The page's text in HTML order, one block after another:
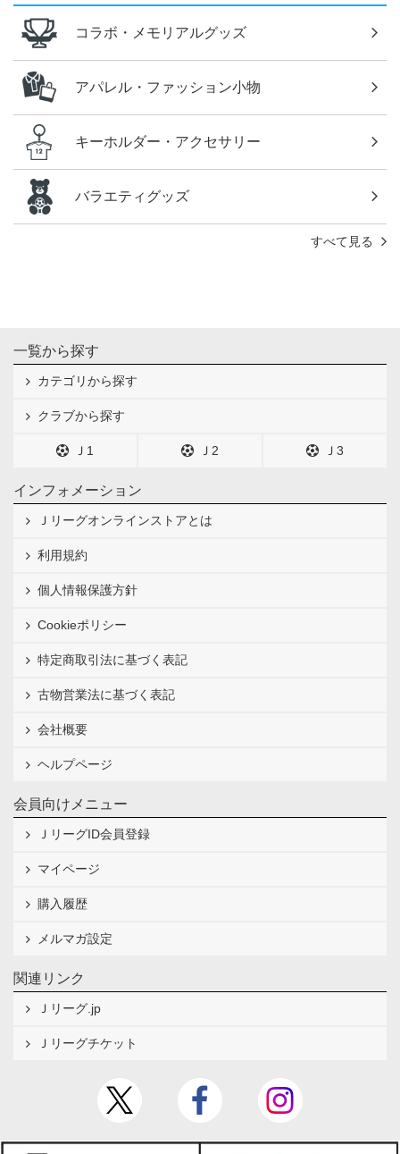
コラボ・メモリアルグッズ
アパレル・ファッション小物
キーホルダー・アクセサリー
バラエティグッズ
すべて見る
一覧から探す
カテゴリから探す
クラブから探す
Ｊ1 Ｊ2 Ｊ3
インフォメーション
Ｊリーグオンラインストアとは
利用規約
個人情報保護方針
Cookieポリシー
特定商取引法に基づく表記
古物営業法に基づく表記
会社概要
ヘルプページ
会員向けメニュー
ＪリーグID会員登録
マイページ
購入履歴
メルマガ設定
関連リンク
Ｊリーグ.jp
Ｊリーグチケット